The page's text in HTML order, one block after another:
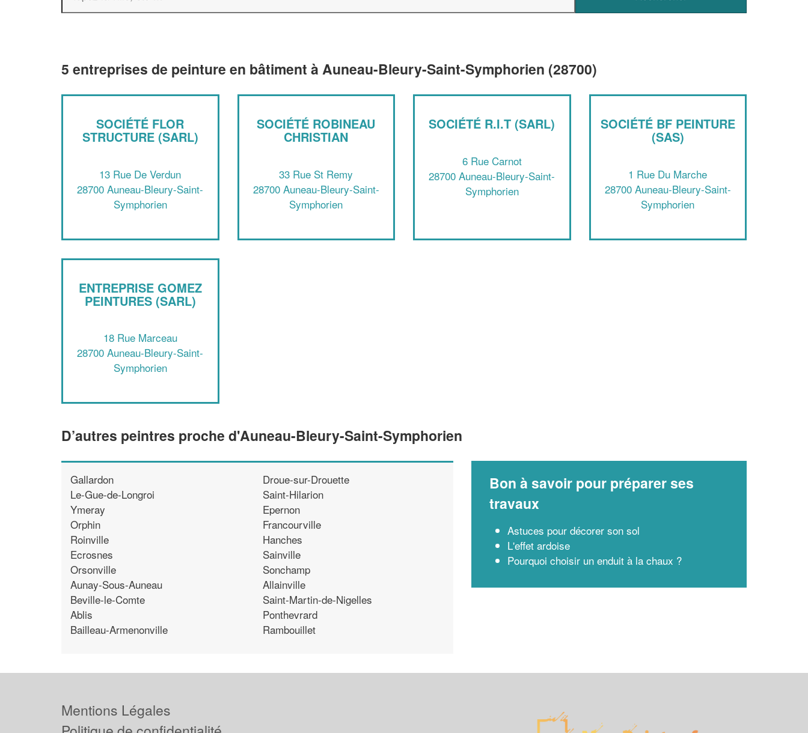
5 entreprises de peinture en bâtiment à Auneau-Bleury-Saint-Symphorien (28700)
SOCIÉTÉ FLOR
STRUCTURE (SARL)
13 Rue De Verdun
28700 Auneau-Bleury-Saint-
Symphorien
SOCIÉTÉ ROBINEAU
CHRISTIAN
33 Rue St Remy
28700 Auneau-Bleury-Saint-
Symphorien
SOCIÉTÉ R.I.T (SARL)
6 Rue Carnot
28700 Auneau-Bleury-Saint-
Symphorien
SOCIÉTÉ BF PEINTURE
(SAS)
1 Rue Du Marche
28700 Auneau-Bleury-Saint-
Symphorien
ENTREPRISE GOMEZ
PEINTURES (SARL)
18 Rue Marceau
28700 Auneau-Bleury-Saint-
Symphorien
D’autres peintres proche d'Auneau-Bleury-Saint-Symphorien
Gallardon
Le-Gue-de-Longroi
Ymeray
Orphin
Roinville
Ecrosnes
Orsonville
Aunay-Sous-Auneau
Beville-le-Comte
Ablis
Bailleau-Armenonville
Droue-sur-Drouette
Saint-Hilarion
Epernon
Francourville
Hanches
Sainville
Sonchamp
Allainville
Saint-Martin-de-Nigelles
Ponthevrard
Rambouillet
Bon à savoir pour préparer ses
travaux
Astuces pour décorer son sol
L'effet ardoise
Pourquoi choisir un enduit à la chaux ?
Vous êtes un
Augmentez votre
nouveaux clients
En savoir plus
Mentions Légales